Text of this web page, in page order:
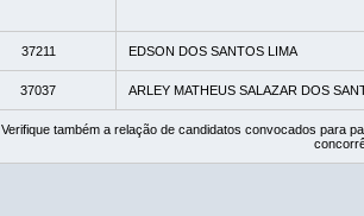
37211 EDSON DOS SANTOS LIMA
37037 ARLEY MATHEUS SALAZAR DOS
Verifique também a relação de candidatos convocados para